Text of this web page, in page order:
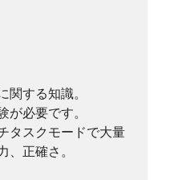
関する知識。
が必要です。
タスクモードで大量
、正確さ。